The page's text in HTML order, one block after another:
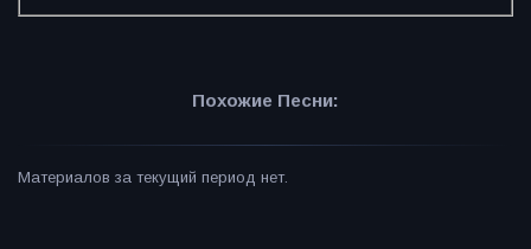
Похожие Песни:
Материалов за текущий период нет.